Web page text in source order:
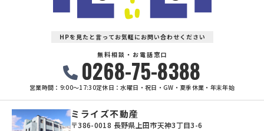
具体的には、以下の内容に従ってお客さま情報の取り扱いをいたしま
３．お客様の情報の利用目的
当社は、不動産についてのサービスをお客さまにご利用いただくにあた
り、各種の申込みの受付、訪問、提案、見積、各種の工事やサービス提
供等の機会に、当社が直接あるいは協力会社又は業務委託先等を通じ
て、お客さまの個人情報（お客さまの電子メールアドレス、氏名、住
所、電話番号等）を取得いたしますが、これらの個人情報は下記の目的
に利用させていただきます。
HPを見たと言ってお気軽にお問い合わせください
無料相談・お電話窓口
0268-75-8388
営業時間：9:00〜17:30定休日：水曜日・祝日・GW・夏季休業・年末年始
ミライズ不動産
〒386-0018 長野県上田市天神3丁目3-6